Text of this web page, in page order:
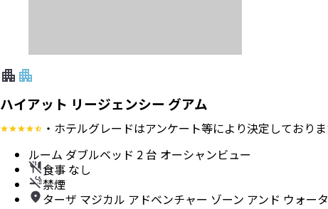
ハイアット リージェンシー グアム
・ホテルグレードはアンケート等により決定しておりま
ルーム ダブルベッド 2 台 オーシャンビュー
食事 なし
禁煙
ターザ マジカル アドベンチャー ゾーン アンド ウォー